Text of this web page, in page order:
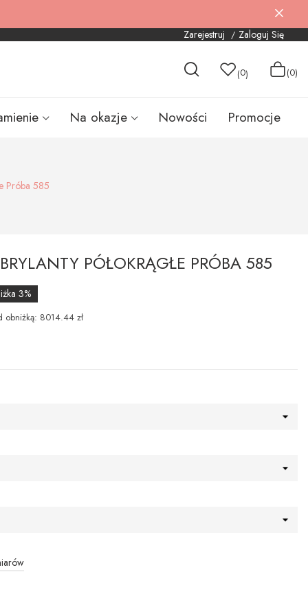
Zarejestruj Zaloguj Się
(0) (0)
Na okazje Nowości Promocje
Próba 585
PÓŁOKRĄGŁE PRÓBA 585
3%
obniżką: 8014.44 zł